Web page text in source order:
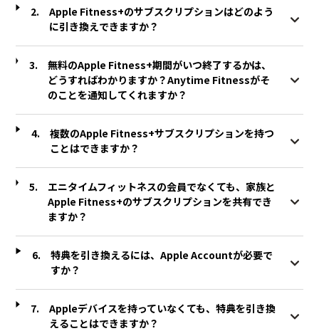
Apple Fitness+のサブスクリプションはどのよう
に引き換えできますか？
無料のApple Fitness+期間がいつ終了するかは、
どうすればわかりますか？Anytime Fitnessがそ
のことを通知してくれますか？
複数のApple Fitness+サブスクリプションを持つ
ことはできますか？
エニタイムフィットネスの会員でなくても、家族と
Apple Fitness+のサブスクリプションを共有でき
ますか？
特典を引き換えるには、Apple Accountが必要で
すか？
Appleデバイスを持っていなくても、特典を引き換
えることはできますか？